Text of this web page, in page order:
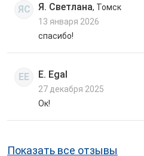
ЯС Я. Светлана, Томск
13 января 2026
спасибо!
EE E. Egal
27 декабря 2025
Ок!
Показать все отзывы